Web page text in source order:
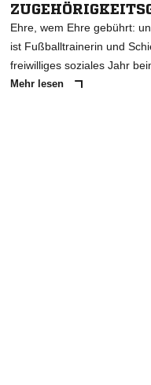
Ehre, wem Ehre gebührt:
ist Fußballtrainerin und
freiwilliges soziales Jahr
Mehr lesen